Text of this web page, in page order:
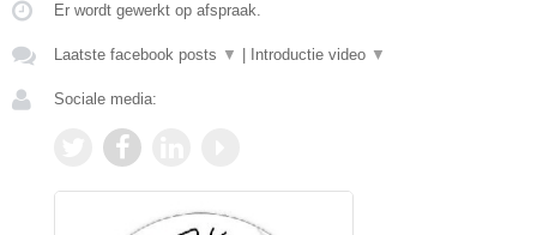
Er wordt gewerkt op afspraak.
Laatste facebook posts ▼ Introductie video ▼
Sociale media: